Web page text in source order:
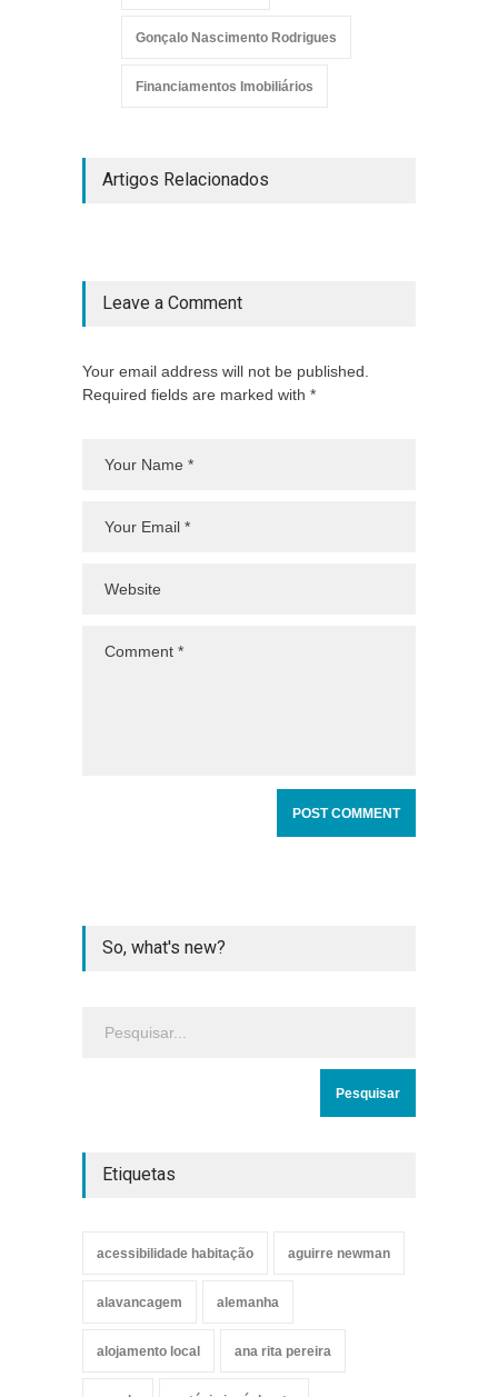
Gonçalo Nascimento Rodrigues
Financiamentos Imobiliários
Artigos Relacionados
Leave a Comment
Your email address will not be published.
Required fields are marked with *
So, what's new?
Etiquetas
acessibilidade habitação aguirre newman
alavancagem alemanha
alojamento local ana rita pereira